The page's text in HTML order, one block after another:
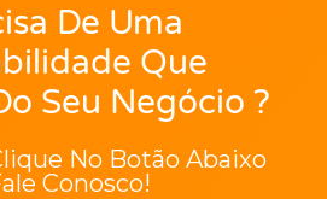
De Uma
Que
Seu Negócio ?
No Botão Abaixo
Conosco!